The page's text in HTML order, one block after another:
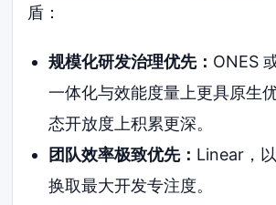
盾：
规模化研发治理优先： ONES
一体化与效能度量上更具原生
态开放度上积累更深。
团队效率极致优先： Linear，
换取最大开发专注度。